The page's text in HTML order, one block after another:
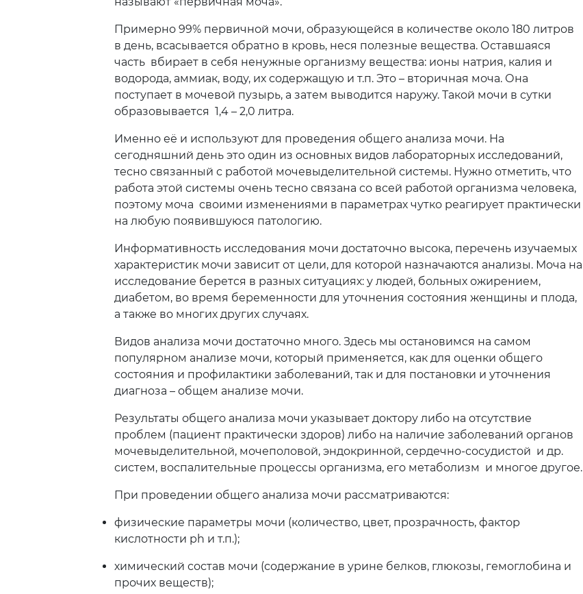
Примерно 99% первичной мочи, образующейся в количестве около 180 литров
в день, всасывается обратно в кровь, неся полезные вещества. Оставшаяся
часть вбирает в себя ненужные организму вещества: ионы натрия, калия и
водорода, аммиак, воду, их содержащую и т.п. Это – вторичная моча. Она
поступает в мочевой пузырь, а затем выводится наружу. Такой мочи в сутки
образовывается 1,4 – 2,0 литра.
Именно её и используют для проведения общего анализа мочи. На
сегодняшний день это один из основных видов лабораторных исследований,
тесно связанный с работой мочевыделительной системы. Нужно отметить, что
работа этой системы очень тесно связана со всей работой организма человека,
поэтому моча своими изменениями в параметрах чутко реагирует практически
на любую появившуюся патологию.
Информативность исследования мочи достаточно высока, перечень изучаемых
характеристик мочи зависит от цели, для которой назначаются анализы. Моча на
исследование берется в разных ситуациях: у людей, больных ожирением,
диабетом, во время беременности для уточнения состояния женщины и плода,
а также во многих других случаях.
Видов анализа мочи достаточно много. Здесь мы остановимся на самом
популярном анализе мочи, который применяется, как для оценки общего
состояния и профилактики заболеваний, так и для постановки и уточнения
диагноза – общем анализе мочи.
Результаты общего анализа мочи указывает доктору либо на отсутствие
проблем (пациент практически здоров) либо на наличие заболеваний органов
мочевыделительной, мочеполовой, эндокринной, сердечно-сосудистой и др.
систем, воспалительные процессы организма, его метаболизм и многое другое.
При проведении общего анализа мочи рассматриваются:
физические параметры мочи (количество, цвет, прозрачность, фактор
кислотности ph и т.п.);
химический состав мочи (содержание в урине белков, глюкозы, гемоглобина и
прочих веществ);